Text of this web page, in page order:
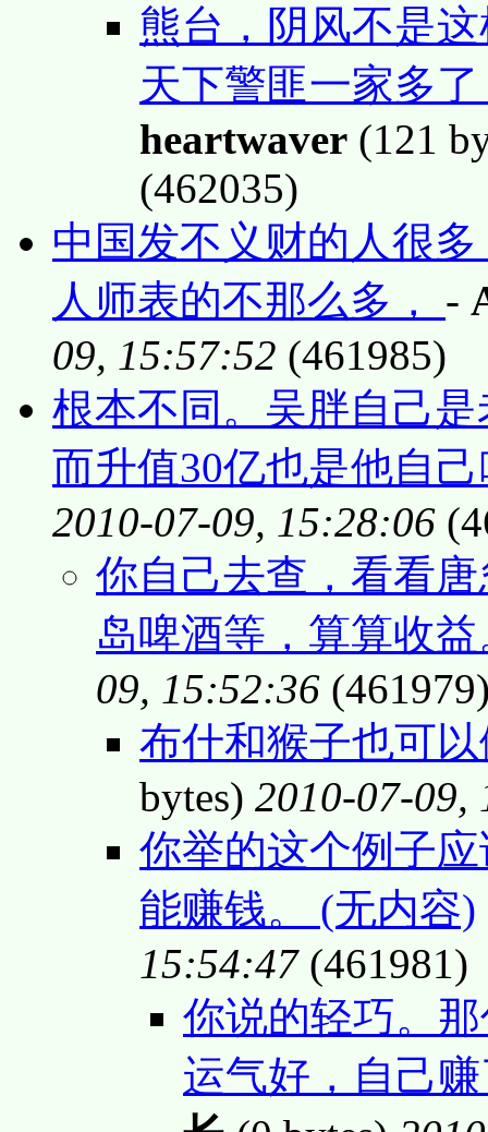
熊台，阴风不是
天下警匪一家多
heartwaver (121
(462035)
中国发不义财的人很
人师表的不那么多， -
09, 15:57:52 (461985)
根本不同。吴胖自己
而升值30亿也是他自
2010-07-09, 15:28:06
你自己去查，看看
岛啤酒等，算算收
09, 15:52:36
布什和猴子也可
bytes) 2010-07-09,
你举的这个例子
能赚钱。 (无内容)
15:54:47(461981)
你说的轻巧。
运气好，自己